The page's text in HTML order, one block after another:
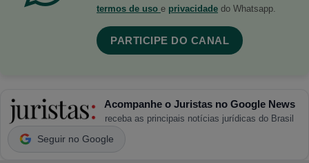
termos de uso e privacidade do Whatsapp.
PARTICIPE DO CANAL
Acompanhe o Juristas no Google News
receba as principais notícias jurídicas do Brasil
Seguir no Google